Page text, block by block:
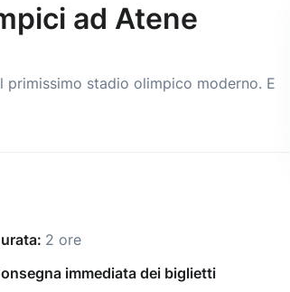
ad Atene
stadio olimpico moderno. E
2 ore
immediata dei biglietti